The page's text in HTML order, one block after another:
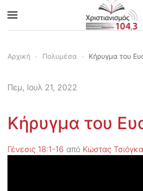
Skip to main content
Αρχική Πολυμέσα Κήρυγμα του
Πεμ, Ιουλ 21, 2022
Κήρυγμα του
Γένεσις 18:1-16 από Κώστας